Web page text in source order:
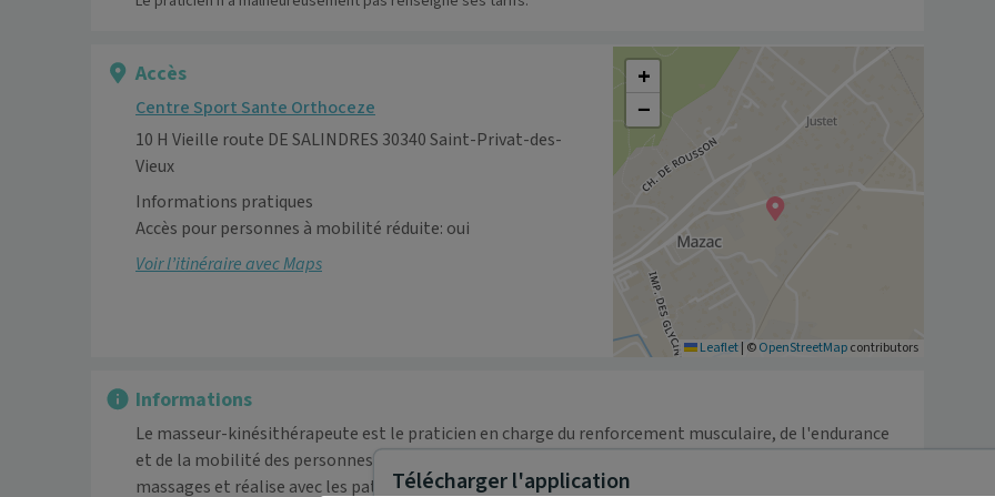
Accès
Centre Sport Sante Orthoceze
10 H Vieille route DE SALINDRES 30340 Saint-Privat-des-
Vieux
Informations pratiques
Accès pour personnes à mobilité réduite: oui
Voir l’itinéraire avec Maps
+
−
Leaflet| ©OpenStreetMapcontributors
Informations
Le masseur-kinésithérapeute est le praticien en charge du renforcement musculaire, de l'endurance
et de la mobilité des personnes ayant des limitations fonctionnelles. Pour cela, il pratique des
massages et réalise avec les patients des exercices afin de leur permettre de retrouver une meilleure
Télécharger l'application